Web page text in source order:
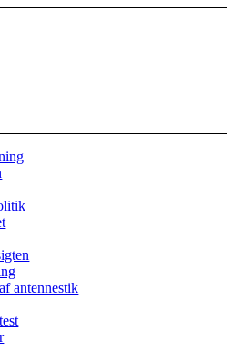
antennestik